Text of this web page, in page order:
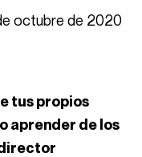
octubre de 2020
aprender de los
director